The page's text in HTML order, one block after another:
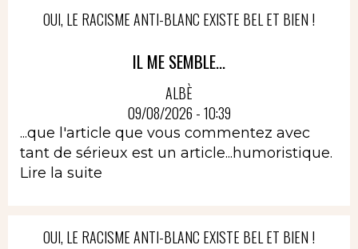
OUI, LE RACISME ANTI-BLANC EXISTE BEL ET BIEN !
IL ME SEMBLE...
ALBÈ
09/08/2026 - 10:39
...que l'article que vous commentez avec
tant de sérieux est un article...humoristique.
Lire la suite
OUI, LE RACISME ANTI-BLANC EXISTE BEL ET BIEN !